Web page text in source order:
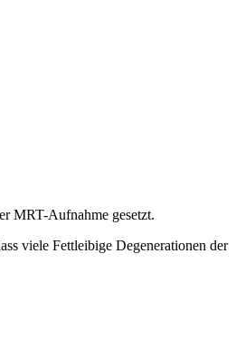
MRT-Aufnahme gesetzt.
viele Fettleibige Degenerationen der